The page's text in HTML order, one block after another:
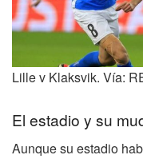
Lille v Klaksvik. Vía:
El estadio y su
Aunque su estadio